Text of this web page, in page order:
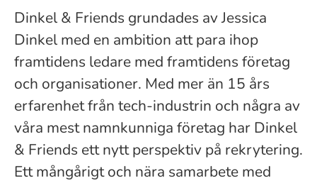
Dinkel & Friends grundades av Jessica
Dinkel med en ambition att para ihop
framtidens ledare med framtidens företag
och organisationer. Med mer än 15 års
erfarenhet från tech-industrin och några av
våra mest namnkunniga företag har Dinkel
& Friends ett nytt perspektiv på rekrytering.
Ett mångårigt och nära samarbete med